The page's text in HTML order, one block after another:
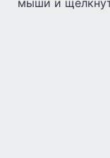
мыши и